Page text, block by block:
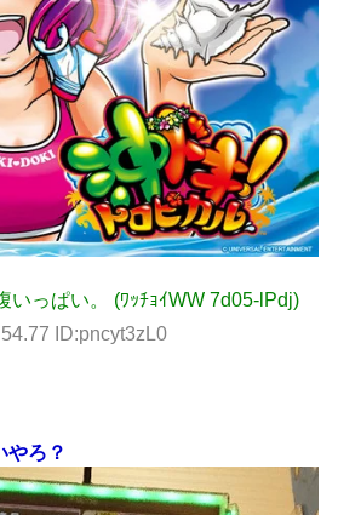
いっぱい。 (ﾜｯﾁｮｲWW 7d05-lPdj)
ID:pncyt3zL0
やろ？